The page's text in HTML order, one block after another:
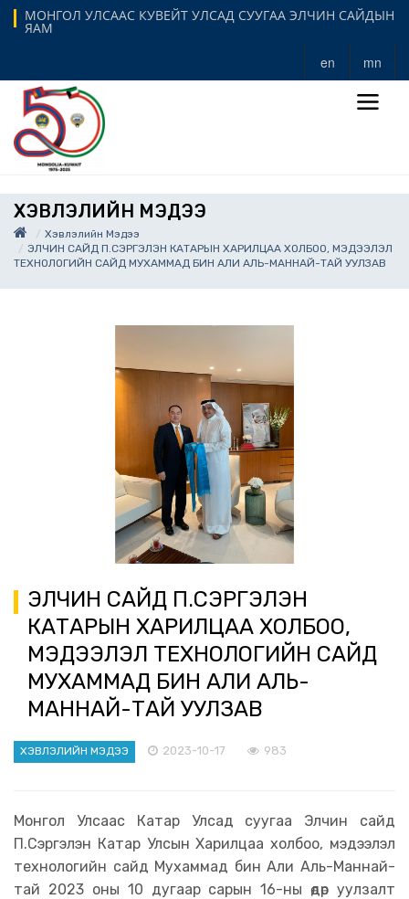
МОНГОЛ УЛСААС КУВЕЙТ УЛСАД СУУГАА ЭЛЧИН САЙДЫН
ЯАМ
en mn
ХЭВЛЭЛИЙН МЭДЭЭ
Хэвлэлийн Мэдээ
ЭЛЧИН САЙД П.СЭРГЭЛЭН КАТАРЫН ХАРИЛЦАА ХОЛБОО, МЭДЭЭЛЭЛ
ТЕХНОЛОГИЙН САЙД МУХАММАД БИН АЛИ АЛЬ-МАННАЙ-ТАЙ УУЛЗАВ
ЭЛЧИН САЙД П.СЭРГЭЛЭН
КАТАРЫН ХАРИЛЦАА ХОЛБОО,
МЭДЭЭЛЭЛ ТЕХНОЛОГИЙН САЙД
МУХАММАД БИН АЛИ АЛЬ-
МАННАЙ-ТАЙ УУЛЗАВ
ХЭВЛЭЛИЙН МЭДЭЭ 2023-10-17 983
Монгол Улсаас Катар Улсад суугаа Элчин сайд
П.Сэргэлэн Катар Улсын Харилцаа холбоо, мэдээлэл
технологийн сайд Мухаммад бин Али Аль-Маннай-
тай 2023 оны 10 дугаар сарын 16-ны өдөр уулзалт